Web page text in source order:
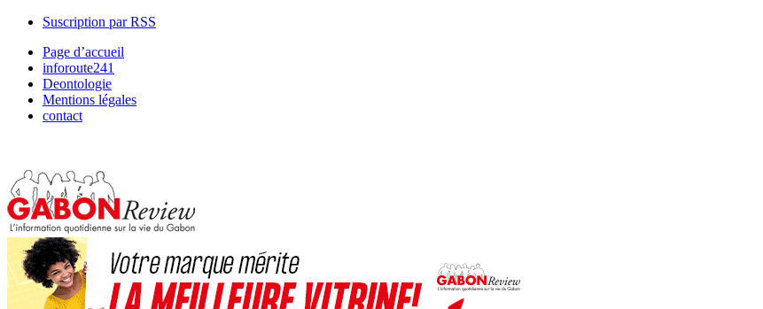
Suscription par RSS
Page d’accueil
inforoute241
Deontologie
Mentions légales
contact